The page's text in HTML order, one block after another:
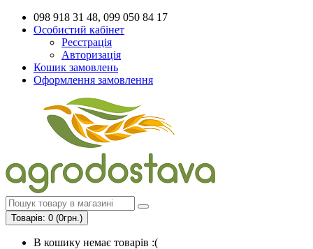
098 918 31 48, 099 050 84 17
Особистий кабінет
Реєстрація
Авторизація
Кошик замовлень
Оформлення замовлення
Товарів: 0 (0грн.)
В кошику немає товарів :(